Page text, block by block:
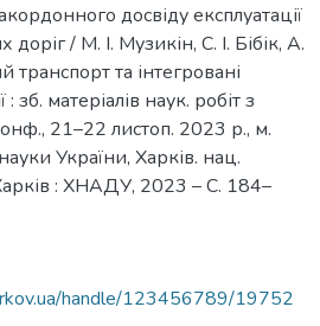
досвіду експлуатації
доріг / М. І. Музикін, С. І. Бібік, А.
та інтегровані
: зб. матеріалів наук. робіт з
21–22 листоп. 2023 р., м.
України, Харків. нац.
: ХНАДУ, 2023 – С. 184–
handle/123456789/19752